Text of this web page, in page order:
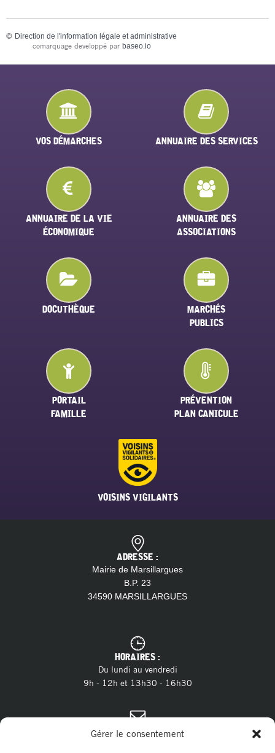
Gérer le consentement
© Direction de l'information légale et administrative
comarquage developpé par baseo.io
VOS DÉMARCHES ANNUAIRE DES SERVICES
ANNUAIRE DE LA VIE
ÉCONOMIQUE
ANNUAIRE DES
ASSOCIATIONS
DOCUTHÈQUE
MARCHÉS
PUBLICS
PORTAIL
FAMILLE
PRÉVENTION
PLAN CANICULE
VOISINS VIGILANTS
ADRESSE :
Mairie de Marsillargues
B.P. 23
34590 MARSILLARGUES
HORAIRES :
Du lundi au vendredi
9h - 12h et 13h30 - 16h30
CONTACT :